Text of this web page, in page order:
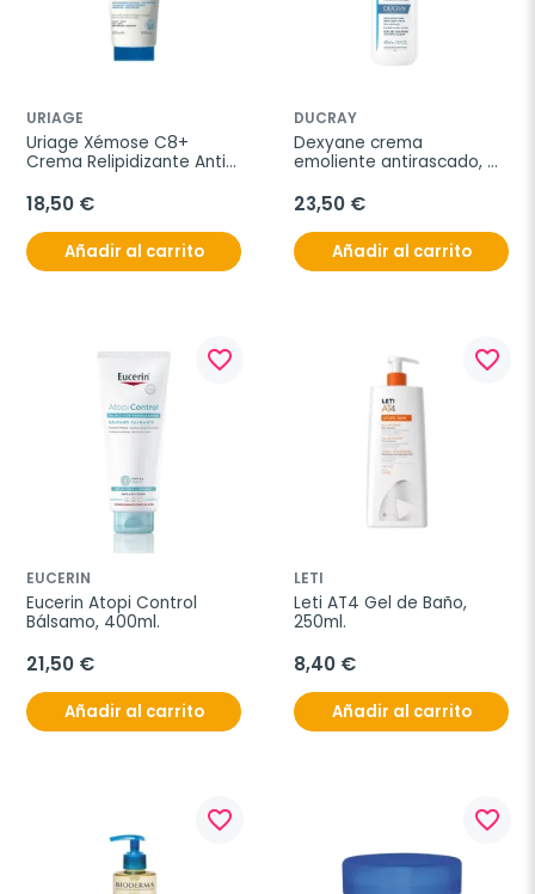
URIAGE
Uriage Xémose C8+
Crema Relipidizante Anti-
18,50 €
Añadir al carrito
DUCRAY
Dexyane crema
emoliente antirascado,
23,50 €
Añadir al carrito
favorite_border
EUCERIN
Eucerin Atopi Control
Bálsamo, 400ml.
21,50 €
Añadir al carrito
favorite_border
LETI
Leti AT4 Gel de Baño,
250ml.
8,40 €
Añadir al carrito
favorite_border favorite_border